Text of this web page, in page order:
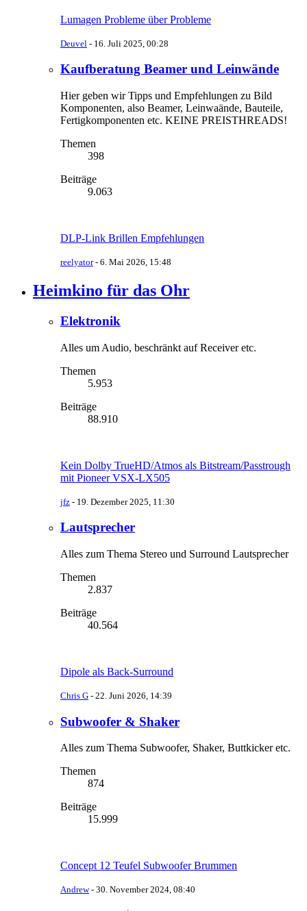
Lumagen Probleme über Probleme
Deuvel - 16. Juli 2025, 00:28
Kaufberatung Beamer und Leinwände
Hier geben wir Tipps und Empfehlungen zu Bild
Komponenten, also Beamer, Leinwaände, Bauteile,
Fertigkomponenten etc. KEINE PREISTHREADS!
Themen
398
Beiträge
9.063
DLP-Link Brillen Empfehlungen
reelyator- 6. Mai 2026, 15:48
Heimkino für das Ohr
Elektronik
Alles um Audio, beschränkt auf Receiver etc.
Themen
5.953
Beiträge
88.910
Kein Dolby TrueHD/Atmos als Bitstream/Passtrough
mit Pioneer VSX-LX505
jfz - 19. Dezember 2025, 11:30
Lautsprecher
Alles zum Thema Stereo und Surround Lautsprecher
Themen
2.837
Beiträge
40.564
Dipole als Back-Surround
Chris G - 22. Juni 2026, 14:39
Subwoofer & Shaker
Alles zum Thema Subwoofer, Shaker, Buttkicker etc.
Themen
874
Beiträge
15.999
Concept 12 Teufel Subwoofer Brummen
Andrew- 30. November 2024, 08:40